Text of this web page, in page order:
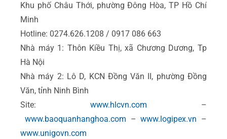
Khu phố Châu Thới, phường Đông Hòa, TP Hồ Chí
Minh
Hotline: 0274.626.1208 / 0917 086 663
Nhà máy 1: Thôn Kiều Thị, xã Chương Dương, Tp
Hà Nội
Nhà máy 2: Lô D, KCN Đồng Văn II, phường Đồng
Văn, tỉnh Ninh Bình
Site: www.hlcvn.com –
www.baoquanhanghoa.com –www.logipex.vn –
www.unigovn.com